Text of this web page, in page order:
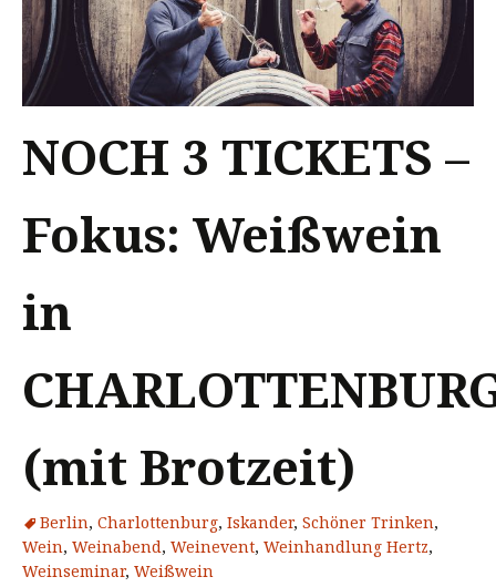
NOCH 3 TICKETS –
Fokus: Weißwein
in
(mit Brotzeit)
Berlin, Charlottenburg, Iskander, Schöner Trinken,
Wein, Weinabend, Weinevent, Weinhandlung Hertz,
Weinseminar, Weißwein